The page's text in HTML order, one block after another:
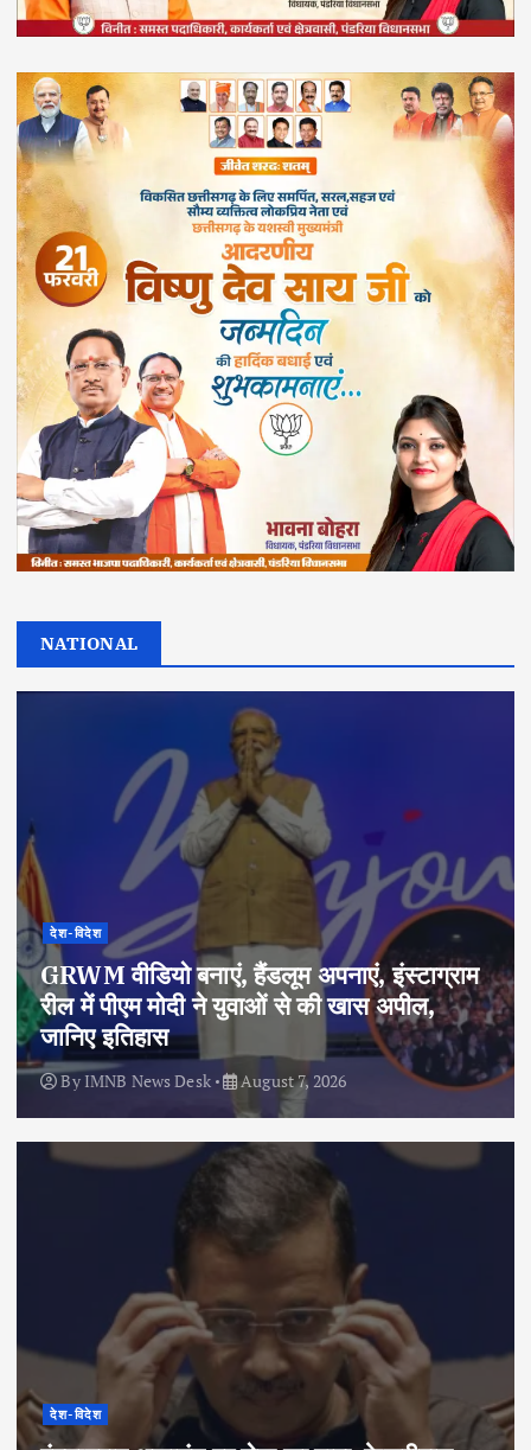
NATIONAL
देश-विदेश
GRWM वीडियो बनाएं, हैंडलूम अपनाएं, इंस्टाग्राम
रील में पीएम मोदी ने युवाओं से की खास अपील,
जानिए इतिहास
By IMNB News Desk August 7, 2026
देश-विदेश